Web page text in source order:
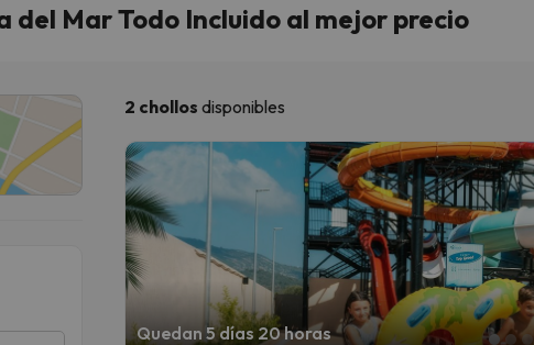
del Mar Todo Incluido al mejor precio
2 chollos disponibles
Quedan 5 días 20 horas